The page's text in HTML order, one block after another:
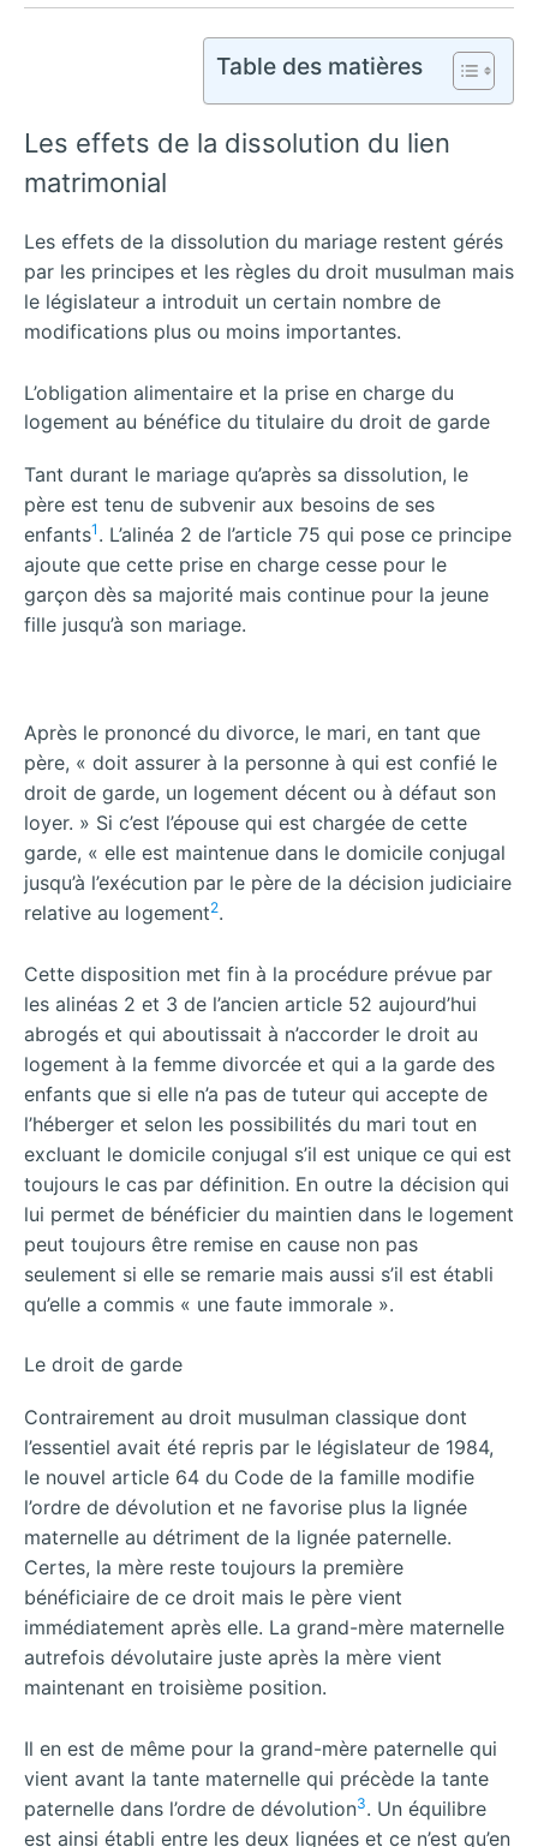
Table des matières
Les effets de la dissolution du lien
matrimonial
Les effets de la dissolution du mariage restent gérés
par les principes et les règles du droit musulman mais
le législateur a introduit un certain nombre de
modifications plus ou moins importantes.
L’obligation alimentaire et la prise en charge du
logement au bénéfice du titulaire du droit de garde
Tant durant le mariage qu’après sa dissolution, le
père est tenu de subvenir aux besoins de ses
enfants1 . L’alinéa 2 de l’article 75 qui pose ce principe
ajoute que cette prise en charge cesse pour le
garçon dès sa majorité mais continue pour la jeune
fille jusqu’à son mariage.
Après le prononcé du divorce, le mari, en tant que
père, « doit assurer à la personne à qui est confié le
droit de garde, un logement décent ou à défaut son
loyer. » Si c’est l’épouse qui est chargée de cette
garde, « elle est maintenue dans le domicile conjugal
jusqu’à l’exécution par le père de la décision judiciaire
relative au logement2.
Cette disposition met fin à la procédure prévue par
les alinéas 2 et 3 de l’ancien article 52 aujourd’hui
abrogés et qui aboutissait à n’accorder le droit au
logement à la femme divorcée et qui a la garde des
enfants que si elle n’a pas de tuteur qui accepte de
l’héberger et selon les possibilités du mari tout en
excluant le domicile conjugal s’il est unique ce qui est
toujours le cas par définition. En outre la décision qui
lui permet de bénéficier du maintien dans le logement
peut toujours être remise en cause non pas
seulement si elle se remarie mais aussi s’il est établi
qu’elle a commis « une faute immorale ».
Le droit de garde
Contrairement au droit musulman classique dont
l’essentiel avait été repris par le législateur de 1984,
le nouvel article 64 du Code de la famille modifie
l’ordre de dévolution et ne favorise plus la lignée
maternelle au détriment de la lignée paternelle.
Certes, la mère reste toujours la première
bénéficiaire de ce droit mais le père vient
immédiatement après elle. La grand-mère maternelle
autrefois dévolutaire juste après la mère vient
maintenant en troisième position.
Il en est de même pour la grand-mère paternelle qui
vient avant la tante maternelle qui précède la tante
paternelle dans l’ordre de dévolution3. Un équilibre
est ainsi établi entre les deux lignées et ce n’est qu’en